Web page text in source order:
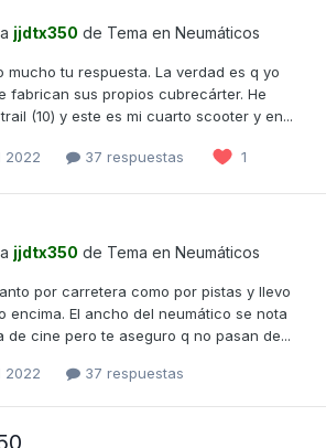
jjdtx350 de Tema en Neumáticos
mucho tu respuesta. La verdad es q yo
fabrican sus propios cubrecárter. He
(10) y este es mi cuarto scooter y en...
2022 37 respuestas 1
jjdtx350 de Tema en Neumáticos
por carretera como por pistas y llevo
encima. El ancho del neumático se nota
de cine pero te aseguro q no pasan de...
2022 37 respuestas